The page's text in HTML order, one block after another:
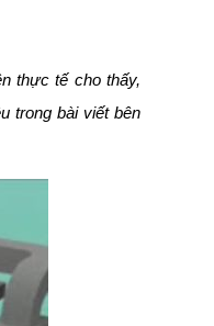
thực tế cho thấy,
trong bài viết bên